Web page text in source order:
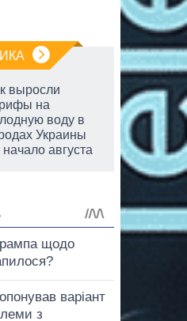
выросли
на
воду в
Украины
начало августа